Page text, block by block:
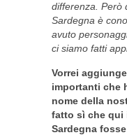
differenza. Però
Sardegna è
avuto
ci siamo fatti
Vorrei
importanti che
nome della
fatto sì che qui
Sardegna